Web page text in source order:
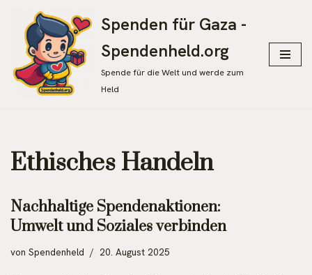
Zum
Inhalt
springen
Spenden für Gaza -
Spendenheld.org
Spende für die Welt und werde zum
Held
Ethisches Handeln
Nachhaltige Spendenaktionen:
Umwelt und Soziales verbinden
von Spendenheld 20. August 2025